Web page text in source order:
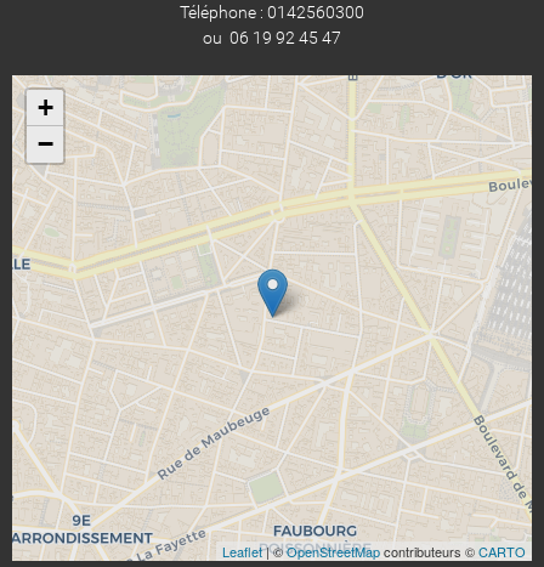
Téléphone : 0142560300
ou 06 19 92 45 47
+
−
Leaflet| ©OpenStreetMapcontributeurs ©CARTO